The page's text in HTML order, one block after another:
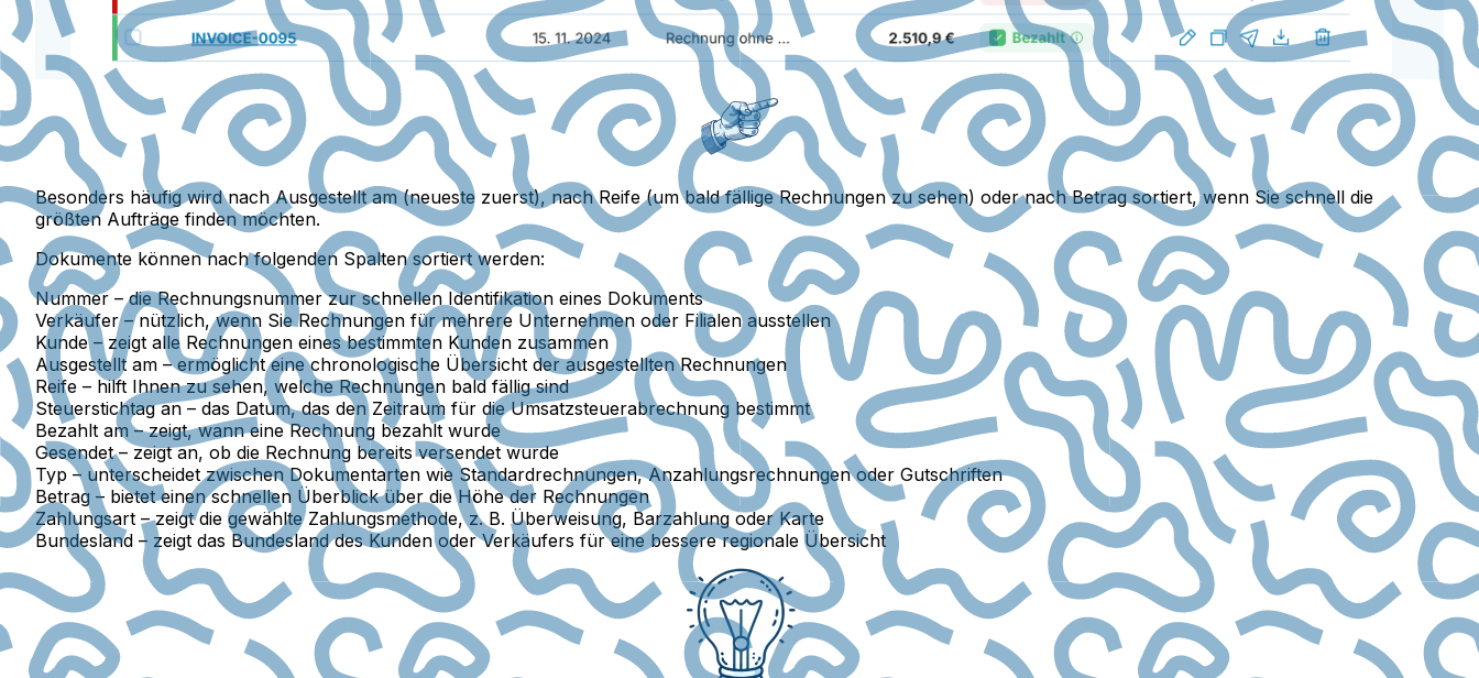
Besonders häufig wird nach Ausgestellt am (neueste zuerst), nach Reife (um bald fällige Rechnungen zu sehen) oder nach Betrag sortiert, wenn Sie schnell die
größten Aufträge finden möchten.
Dokumente können nach folgenden Spalten sortiert werden:
Nummer – die Rechnungsnummer zur schnellen Identifikation eines Dokuments
Verkäufer– nützlich, wenn Sie Rechnungen für mehrere Unternehmen oder Filialen ausstellen
Kunde– zeigt alle Rechnungen eines bestimmten Kunden zusammen
Ausgestellt am – ermöglicht eine chronologische Übersicht der ausgestellten Rechnungen
Reife – hilft Ihnen zu sehen, welche Rechnungen bald fällig sind
Steuerstichtag an– das Datum, das den Zeitraum für die Umsatzsteuerabrechnung bestimmt
Bezahlt am– zeigt, wann eine Rechnung bezahlt wurde
Gesendet– zeigt an, ob die Rechnung bereits versendet wurde
Typ – unterscheidet zwischen Dokumentarten wie Standardrechnungen, Anzahlungsrechnungen oder Gutschriften
Betrag – bietet einen schnellen Überblick über die Höhe der Rechnungen
Zahlungsart – zeigt die gewählte Zahlungsmethode, z. B. Überweisung, Barzahlung oder Karte
Bundesland – zeigt das Bundesland des Kunden oder Verkäufers für eine bessere regionale Übersicht